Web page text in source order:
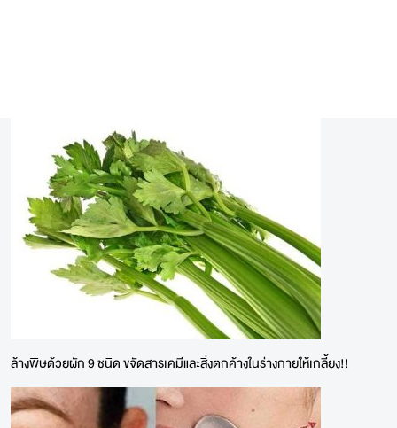
ล้างพิษด้วยผัก 9 ชนิด ขจัดสารเคมีและสิ่งตกค้างในร่างกายให้เกลี้ยง!!